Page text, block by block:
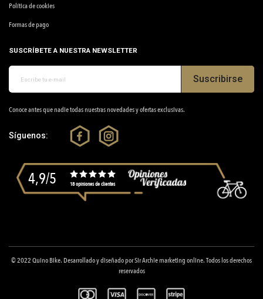
Política de cookies
Formas de pago
SUSCRÍBETE A NUESTRA NEWSLETTER
Suscribirse
Conoce antes que nadie todas nuestras novedades y ofertas exclusivas.
Síguenos:
4,9/5 18 opiniones de clientes
© 2022Quino Bike. Desarrollado y diseñado porSir Archie marketing online. Todos los derechos
reservados